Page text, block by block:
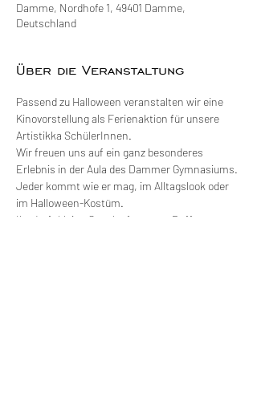
Damme, Nordhofe 1, 49401 Damme,
Deutschland
Über die Veranstaltung
Passend zu Halloween veranstalten wir eine
Kinovorstellung als Ferienaktion für unsere
Artistikka SchülerInnen.
Wir freuen uns auf ein ganz besonderes
Erlebnis in der Aula des Dammer Gymnasiums.
Jeder kommt wie er mag, im Alltagslook oder
im Halloween-Kostüm.
Ihr dürft kleine Snacks für unser Buffet